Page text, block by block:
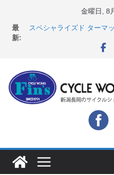
金曜日, 8
最
新:
スペシャライズド ターマ
店頭のセールバイク在庫
バイクなど（２０２６・７
【 重要 】お支払いにつ
店頭のセールバイク在庫
バイクなど（２０２６・